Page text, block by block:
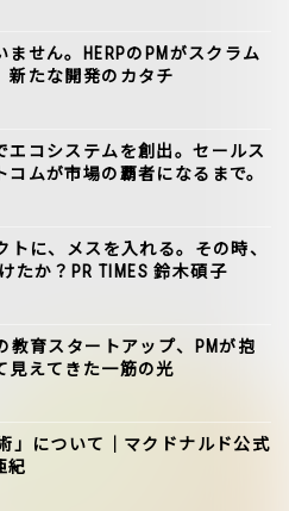
ません。HERPのPMがスクラム
新たな開発のカタチ
エコシステムを創出。セールス
コムが市場の覇者になるまで。
トに、メスを入れる。その時、
たか？PR TIMES 鈴木碩子
教育スタートアップ、PMが抱
見えてきた一筋の光
」について｜マクドナルド公式
紀